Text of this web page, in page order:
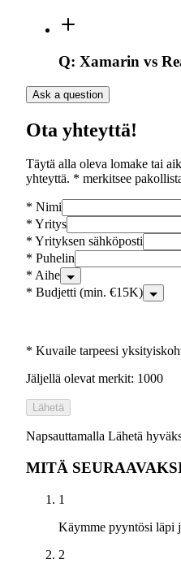
Q: Xamarin vs
Ask a question
Ota yhteyttä!
Täytä alla oleva lomake tai
yhteyttä. * merkitsee
* Nimi
* Yritys
* Yrityksen sähköposti
* Puhelin
* Aihe
* Budjetti (min. €15K)
* Kuvaile tarpeesi
Jäljellä olevat merkit: 1000
Lähetä
Napsauttamalla Lähetä
MITÄ
1
Käymme pyyntösi läpi
2